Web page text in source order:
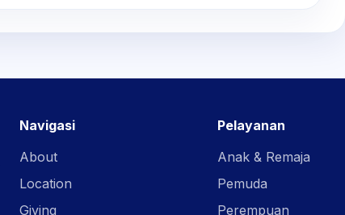
Navigasi
About
Location
Giving
Pelayanan
Anak & Remaja
Pemuda
Perempuan